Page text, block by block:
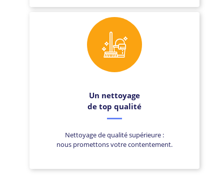
Un nettoyage
de top qualité
Nettoyage de qualité supérieure :
nous promettons votre contentement.